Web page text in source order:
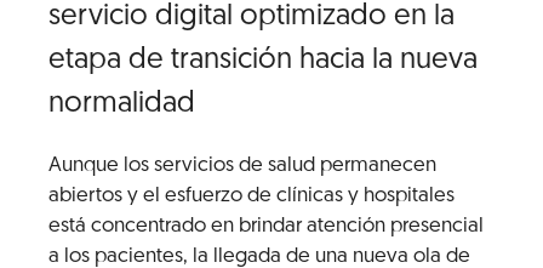
servicio digital optimizado en la
etapa de transición hacia la nueva
normalidad
Aunque los servicios de salud permanecen
abiertos y el esfuerzo de clínicas y hospitales
está concentrado en brindar atención presencial
a los pacientes, la llegada de una nueva ola de